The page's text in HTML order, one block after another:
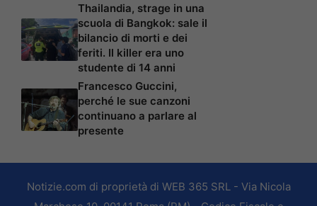
Thailandia, strage in una
scuola di Bangkok: sale il
bilancio di morti e dei
feriti. Il killer era uno
studente di 14 anni
Francesco Guccini,
perché le sue canzoni
continuano a parlare al
presente
Notizie.com di proprietà di WEB 365 SRL - Via Nicola